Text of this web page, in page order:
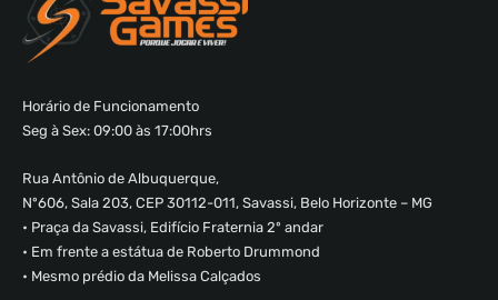
Horário de Funcionamento
Seg à Sex: 09:00 às 17:00hrs
Rua Antônio de Albuquerque,
Nº606, Sala 203, CEP 30112-011, Savassi, Belo Horizonte – MG
• Praça da Savassi, Edifício Fraternia 2º andar
• Em frente a estátua de Roberto Drummond
• Mesmo prédio da Melissa Calçados